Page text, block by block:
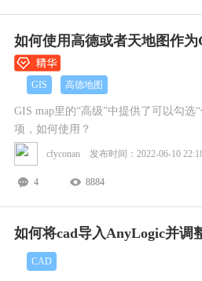
如何使用高德或者天地图作为
GIS 高德地图
GIS map里的“高级”中提供了可以勾选
项，如何使用？
cfyconan 发布时间：2022-06-10
4 8884
如何将cad导入AnyLogic并调
CAD